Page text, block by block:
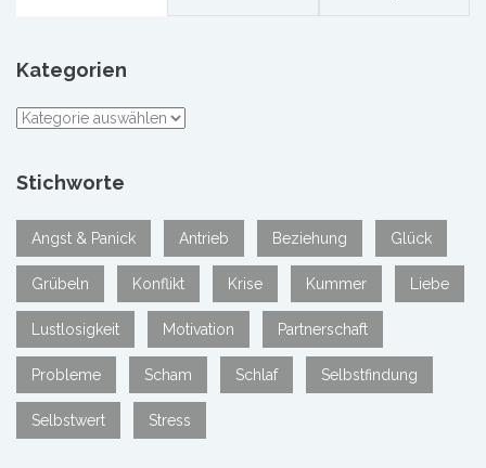
Kategorien
Kategorien
Stichworte
Angst & Panick Antrieb Beziehung Glück
Grübeln Konflikt Krise Kummer Liebe
Lustlosigkeit Motivation Partnerschaft
Probleme Scham Schlaf Selbstfindung
Selbstwert Stress